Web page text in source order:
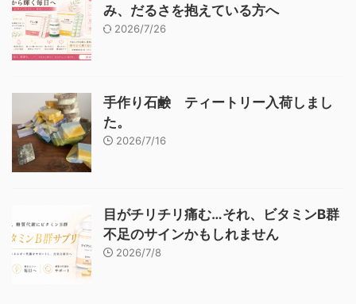
み、だるさを抱えている方へ
2026/7/26
手作り石鹸 ティートリー入荷しまし
た。
2026/7/16
目がチリチリ痛む…それ、ビタミンB群
不足のサインかもしれません
2026/7/8